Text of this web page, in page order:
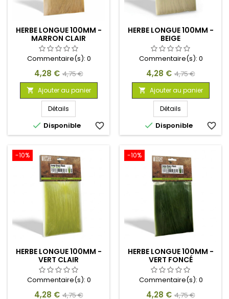
HERBE LONGUE 100MM -
MARRON CLAIR
Commentaire(s): 0
Prix
4,28 € Prix
de
base
4,75 €
 Ajouter au panier
Détails
 Disponible favorite_border
HERBE LONGUE 100MM -
BEIGE
Commentaire(s): 0
Prix
4,28 € Prix
de
base
4,75 €
 Ajouter au panier
Détails
 Disponible favorite_border
-10%
HERBE LONGUE 100MM -
VERT CLAIR
Commentaire(s): 0
Prix
4,28 € Prix
4,75 €
-10%
HERBE LONGUE 100MM -
VERT FONCÉ
Commentaire(s): 0
Prix
4,28 € Prix
4,75 €